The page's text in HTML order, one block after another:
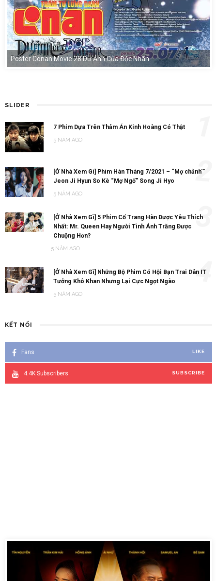
Poster Conan Movie 28 Dư Ảnh Của Độc Nhãn
SLIDER
7 Phim Dựa Trên Thảm Án Kinh Hoàng Có Thật
5 NĂM AGO
[Ở Nhà Xem Gì] Phim Hàn Tháng 7/2021 – “Mợ chảnh'”
Jeon Ji Hyun So Kè “Mợ Ngố” Song Ji Hyo
5 NĂM AGO
2
[Ở Nhà Xem Gì] 5 Phim Cổ Trang Hàn Được Yêu Thích
Nhất: Mr. Queen Hay Người Tình Ánh Trăng Được
Chuộng Hơn?
5 NĂM AGO
3
[Ở Nhà Xem Gì] Những Bộ Phim Có Hội Bạn Trai Dân IT
Tưởng Khô Khan Nhưng Lại Cực Ngọt Ngào
5 NĂM AGO
4
KẾT NỐI
Fans LIKE
4.4K Subscribers SUBSCRIBE